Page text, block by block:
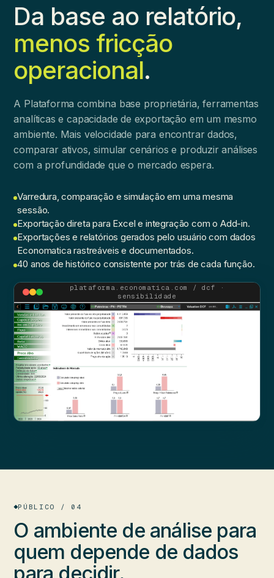
Da base ao relatório,
menos fricção
operacional.
A Plataforma combina base proprietária, ferramentas
analíticas e capacidade de exportação em um mesmo
ambiente. Mais velocidade para encontrar dados,
comparar ativos, simular cenários e produzir análises
com a profundidade que o mercado espera.
Varredura, comparação e simulação em uma mesma
sessão.
Exportação direta para Excel e integração com o Add-in.
Exportações e relatórios gerados pelo usuário com dados
Economatica rastreáveis e documentados.
40 anos de histórico consistente por trás de cada função.
plataforma.economatica.com / dcf ·
sensibilidade
PÚBLICO / 04
O ambiente de análise para
quem depende de dados